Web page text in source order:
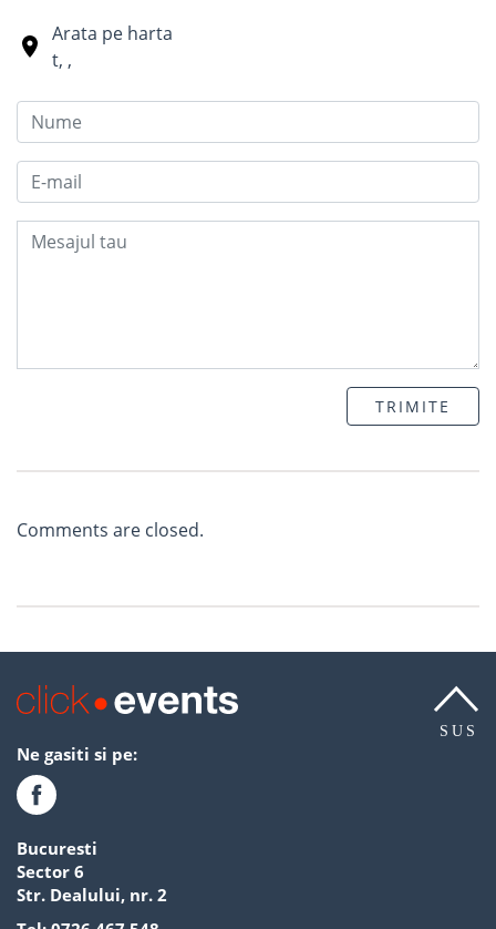
Arata pe harta
t, ,
TRIMITE
Comments are closed.
SUS
Ne gasiti si pe:
Bucuresti
Sector 6
Str. Dealului, nr. 2